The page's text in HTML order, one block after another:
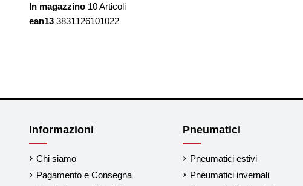
In magazzino 10 Articoli
ean13 3831126101022
Informazioni
Chi siamo
Pagamento e Consegna
Pneumatici
Pneumatici estivi
Pneumatici invernali